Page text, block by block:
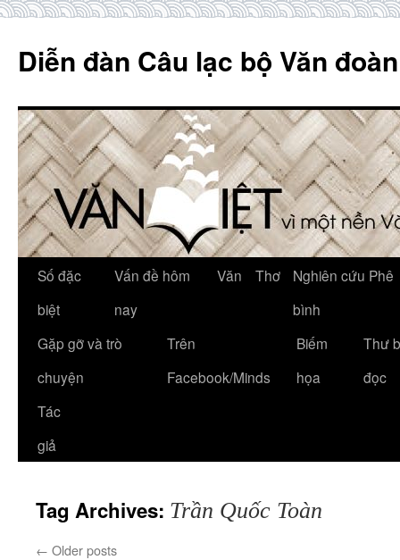
content
Diễn đàn Câu lạc bộ Văn
Số đặc
biệt
Vấn đề hôm
nay
Văn Thơ
Nghiên cứu Phê
bình
Gặp gỡ và trò
chuyện
Trên
Facebook/Minds
Biếm
họa
Thư
đọc
Tác
giả
Tag Archives: Trần Quốc Toàn
← Older posts